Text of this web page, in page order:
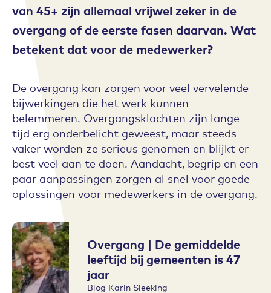
van 45+ zijn allemaal vrijwel zeker in de
overgang of de eerste fasen daarvan. Wat
betekent dat voor de medewerker?
De overgang kan zorgen voor veel vervelende
bijwerkingen die het werk kunnen
belemmeren. Overgangsklachten zijn lange
tijd erg onderbelicht geweest, maar steeds
vaker worden ze serieus genomen en blijkt er
best veel aan te doen. Aandacht, begrip en een
paar aanpassingen zorgen al snel voor goede
oplossingen voor medewerkers in de overgang.
Overgang | De gemiddelde
leeftijd bij gemeenten is 47
jaar
Blog Karin Sleeking